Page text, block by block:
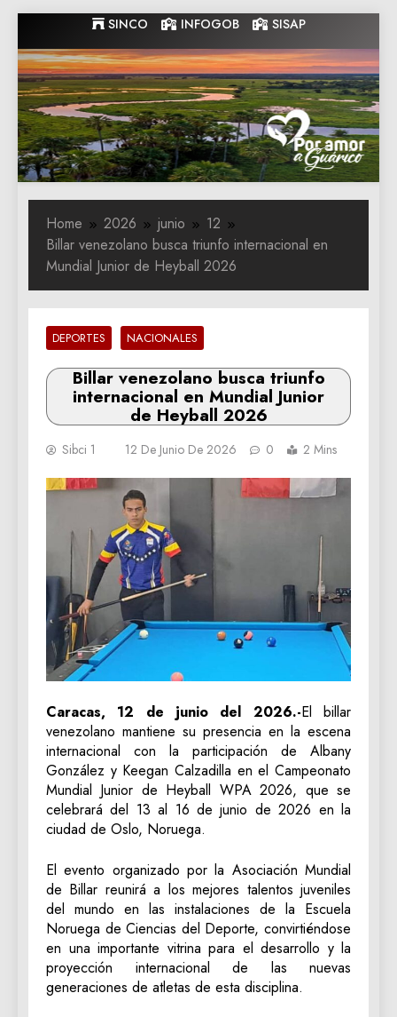
to
content
SINCO INFOGOB SISAP
Gobernacion
de Guarico
Gobernacion de Guarico
Home 2026 junio
12
Billar venezolano busca triunfo internacional en
Mundial Junior de Heyball 2026
DEPORTES NACIONALES
Billar venezolano busca triunfo
internacional en Mundial Junior
de Heyball 2026
Sibci 1 12 De Junio De 2026 0 2 Mins
Caracas, 12 de junio del 2026.-El billar
venezolano mantiene su presencia en la escena
internacional con la participación de Albany
González y Keegan Calzadilla en el Campeonato
Mundial Junior de Heyball WPA 2026, que se
celebrará del 13 al 16 de junio de 2026 en la
ciudad de Oslo, Noruega.
El evento organizado por la Asociación Mundial
de Billar reunirá a los mejores talentos juveniles
del mundo en las instalaciones de la Escuela
Noruega de Ciencias del Deporte, convirtiéndose
en una importante vitrina para el desarrollo y la
proyección internacional de las nuevas
generaciones de atletas de esta disciplina.